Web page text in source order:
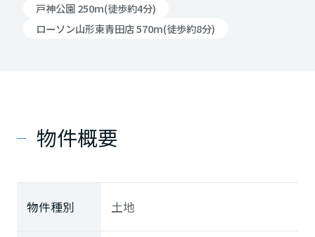
戸神公園 250m(徒歩約4分)
ローソン山形東青田店 570m(徒歩約8分)
物件概要
物件種別 土地